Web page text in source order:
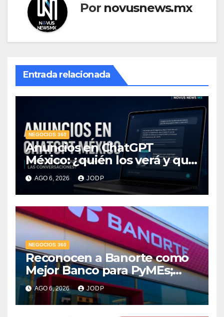
Por novusnews.mx
Entrada relacionada
NEGOCIOS 360
Anuncios en ChatGPT
México: ¿quién los verá y qué
pasará con las
conversaciones?
AGO 6, 2026 JODP
NEGOCIOS 360
Reconocen a Banorte como
Mejor Banco para PyMEs;
supera 14% del mercado
crediticio
AGO 6, 2026 JODP